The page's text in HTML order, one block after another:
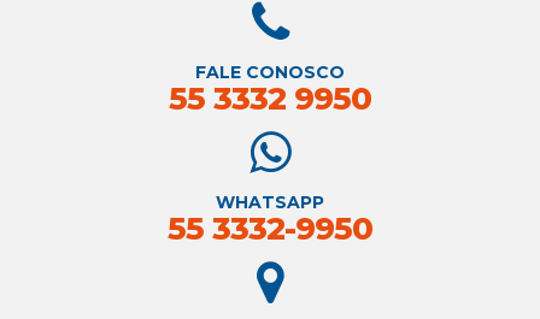
FALE CONOSCO
55 3332 9950
WHATSAPP
55 3332-9950